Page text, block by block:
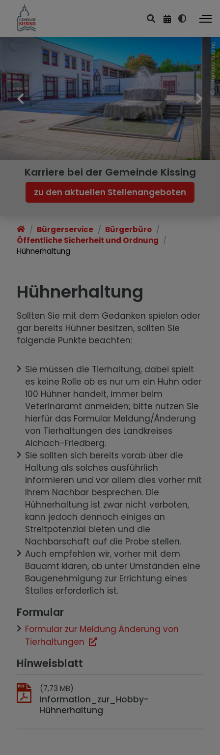
Bürgerbüro
Einwohnermeldeamt
Feuerwehr
Friedhof
Fundbüro
Gewerbeamt
Öffentliche Sicherheit und
Ordnung
Standesamt
Soziale Anglegenheiten
Gemeinde Kissing
Karriere bei der Gemeinde Kissing
zu den aktuellen Stellenangeboten
Bürgerservice
Bürgerbüro
Öffentliche Sicherheit und Ordnung
Hühnerhaltung
Hühnerhaltung
Sollten Sie mit dem Gedanken spielen oder
gar bereits Hühner besitzen, sollten Sie
folgende Punkte beachten:
Sie müssen die Tierhaltung, dabei spielt
es keine Rolle ob es nur um ein Huhn oder
100 Hühner handelt, immer beim
Veterinäramt anmelden; bitte nutzen Sie
hierfür das Formular Meldung/Änderung
von Tierhaltungen des Landkreises
Aichach-Friedberg.
Sie sollten sich bereits vorab über die
Haltung als solches ausführlich
informieren und vor allem dies vorher mit
Ihrem Nachbar besprechen. Die
Hühnerhaltung ist zwar nicht verboten,
kann jedoch dennoch einiges an
Streitpotenzial bieten und die
Nachbarschaft auf die Probe stellen.
Auch empfehlen wir, vorher mit dem
Bauamt klären, ob unter Umständen eine
Baugenehmigung zur Errichtung eines
Stalles erforderlich ist.
Formular
Formular zur Meldung Änderung von
Tierhaltungen
Hinweisblatt
(7,73 MB)
Information_zur_Hobby-
Hühnerhaltung